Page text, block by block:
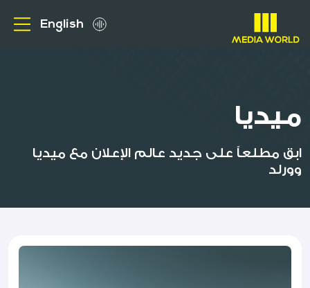
عملاؤنا
ميديا
الوظائف
English
ميديا
ابق مطلعاً على جديد عالم الإعلان مع ميديا
وورلد